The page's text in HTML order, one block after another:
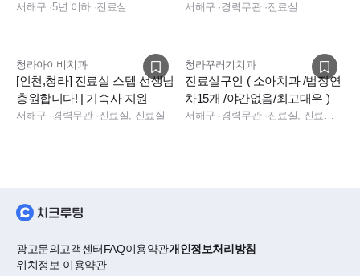
서해구 ·5년 이하 ·진료실 서해구 ·경력무관·진료실
청라아이비치과
[인천,청라] 진료실 스텝 선생님
충원합니다! | 기숙사 지원
서해구 ·경력무관·진료실, 진료실
청라꾸러기치과
진료실구인 ( 소아치과 /법정연
차15개 /야간없음/최고대우 )
서해구 ·경력무관· 진료실, 진료실, 진료팀장, 실장, 데스크
광고문의고객센터FAQ이용약관개인정보처리방침
위치정보 이용약관